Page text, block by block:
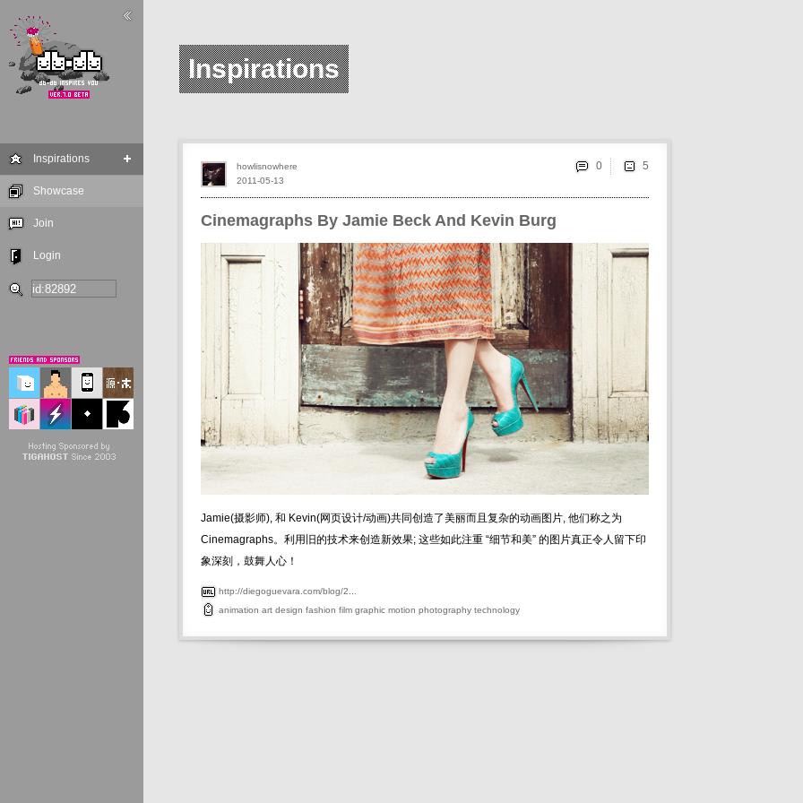
Inspirations
Inspirations
Showcase
Join
Login
Cinemagraphs By Jamie Beck And Kevin Burg
Jamie(摄影师), 和 Kevin(网页设计/动画)共同创造了美丽而且复杂的动画图片, 他们称之为
Cinemagraphs。利用旧的技术来创造新效果; 这些如此注重 “细节和美” 的图片真正令人留下印
象深刻，鼓舞人心！
http://diegoguevara.com/blog/2...
animation art design fashion film graphic motion photography technology
2011-05-13
howlisnowhere 0